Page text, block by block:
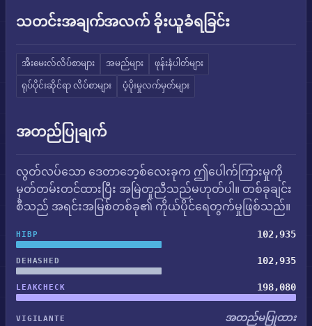
သတင်းအချက်အလက် ခိုးယူခံရခြင်း
အီးမေးလ်လိပ်စာများ အမည်များ ဖုန်းနံပါတ်များ
ရုပ်ပိုင်းဆိုင်ရာ လိပ်စာများ ပံ့ပိုးမှုလက်မှတ်များ
အတည်ပြုချက်
လွတ်လပ်သော ဒေတာဘေ့စ်လေးခုက ဤပေါက်ကြားမှုကို
မှတ်တမ်းတင်ထားပြီး အမြဲတူညီသည်မဟုတ်ပါ။ တစ်ခုချင်း
စီသည် အရင်းအမြစ်တစ်ခု၏ ကိုယ်ပိုင်ရေတွက်မှုဖြစ်သည်။
HIBP 102,935
DEHASHED 102,935
LEAKCHECK 198,080
VIGILANTE အတည်မပြုထား